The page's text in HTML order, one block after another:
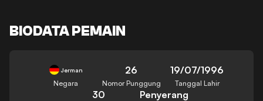
BIODATA PEMAIN
Jerman
Negara
26
Nomor Punggung
19/07/1996
Tanggal Lahir
30 Penyerang